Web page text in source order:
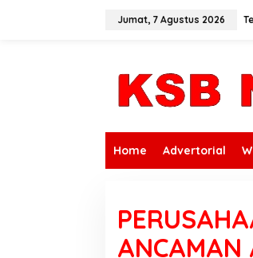
Jumat, 7 Agustus 2026
Home Advertorial
ANCAMAN